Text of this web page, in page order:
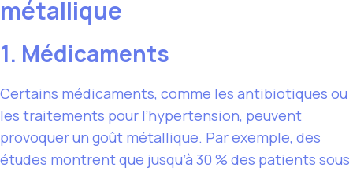
métallique
1. Médicaments
Certains médicaments, comme les antibiotiques ou
les traitements pour l’hypertension, peuvent
provoquer un goût métallique. Par exemple, des
études montrent que jusqu’à 30 % des patients sous